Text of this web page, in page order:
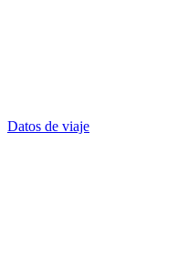
Datos de viaje